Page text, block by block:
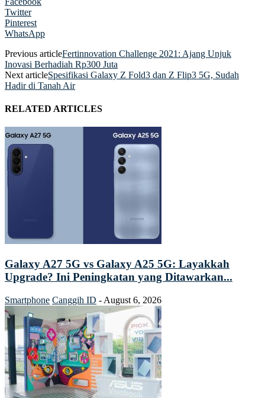
Twitter
Pinterest
WhatsApp
Previous articleFertinnovation Challenge 2021: Ajang Unjuk
Inovasi Berhadiah Rp300 Juta
Next articleSpesifikasi Galaxy Z Fold3 dan Z Flip3 5G, Sudah
Hadir di Tanah Air
RELATED ARTICLES
Galaxy A27 5G vs Galaxy A25 5G: Layakkah
Upgrade? Ini Peningkatan yang Ditawarkan...
Smartphone Canggih ID - August 6, 2026